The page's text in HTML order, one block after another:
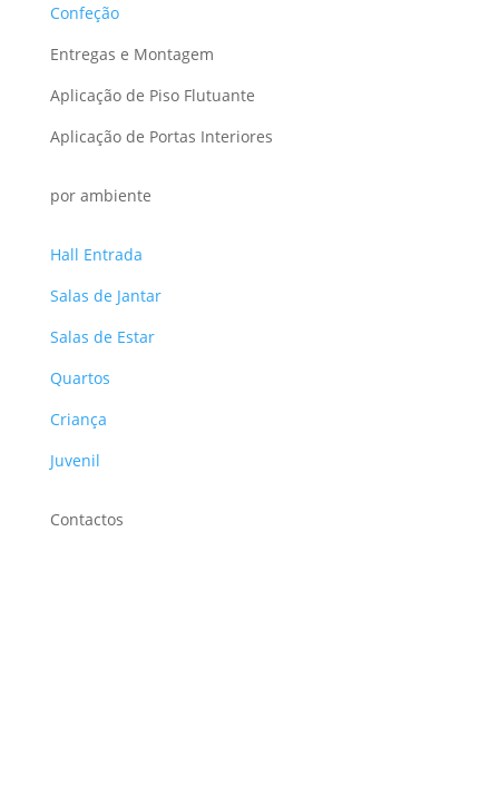
Confeção
Entregas e Montagem
Aplicação de Piso Flutuante
Aplicação de Portas Interiores
por ambiente
Hall Entrada
Salas de Jantar
Salas de Estar
Quartos
Criança
Juvenil
Contactos